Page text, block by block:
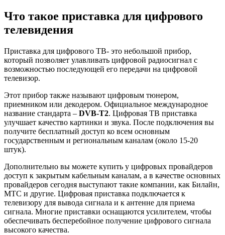
Что такое приставка для цифрового
телевидения
Приставка для цифрового ТВ- это небольшой прибор,
который позволяет улавливать цифровой радиосигнал с
возможностью последующей его передачи на цифровой
телевизор.
Этот прибор также называют цифровым тюнером,
приемником или декодером. Официальное международное
название стандарта – DVB-T2. Цифровая ТВ приставка
улучшает качество картинки и звука. После подключения вы
получите бесплатный доступ ко всем основным
государственным и региональным каналам (около 15-20
штук).
Дополнительно вы можете купить у цифровых провайдеров
доступ к закрытым кабельным каналам, а в качестве основных
провайдеров сегодня выступают такие компании, как Билайн,
МТС и другие. Цифровая приставка подключается к
телевизору для вывода сигнала и к антенне для приема
сигнала. Многие приставки оснащаются усилителем, чтобы
обеспечивать бесперебойное получение цифрового сигнала
высокого качества.